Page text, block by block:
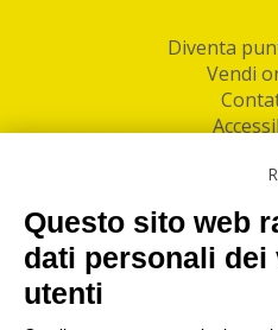
Diventa
Vendi
I nostri punti di ritiro e
Questo sito web
dati personali
utenti